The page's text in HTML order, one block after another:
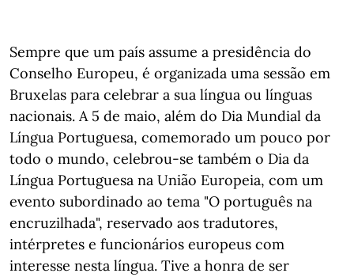
Sempre que um país assume a presidência do
Conselho Europeu, é organizada uma sessão em
Bruxelas para celebrar a sua língua ou línguas
nacionais. A 5 de maio, além do Dia Mundial da
Língua Portuguesa, comemorado um pouco por
todo o mundo, celebrou-se também o Dia da
Língua Portuguesa na União Europeia, com um
evento subordinado ao tema "O português na
encruzilhada", reservado aos tradutores,
intérpretes e funcionários europeus com
interesse nesta língua. Tive a honra de ser